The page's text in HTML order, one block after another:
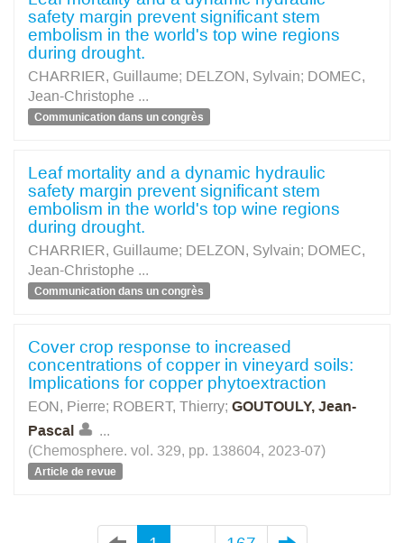
safety margin prevent significant stem
embolism in the world's top wine regions
during drought.
CHARRIER, Guillaume; DELZON, Sylvain; DOMEC,
Jean-Christophe ...
Communication dans un congrès
Leaf mortality and a dynamic hydraulic
safety margin prevent significant stem
embolism in the world's top wine regions
during drought.
CHARRIER, Guillaume; DELZON, Sylvain; DOMEC,
Jean-Christophe ...
Communication dans un congrès
Cover crop response to increased
concentrations of copper in vineyard soils:
Implications for copper phytoextraction
EON, Pierre; ROBERT, Thierry; GOUTOULY, Jean-
Pascal
...
(Chemosphere. vol. 329, pp. 138604, 2023-07)
Article de revue